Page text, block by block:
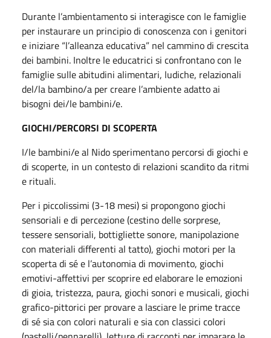
Durante l’ambientamento si interagisce con le famiglie
per instaurare un principio di conoscenza con i genitori
e iniziare “l’alleanza educativa” nel cammino di crescita
dei bambini. Inoltre le educatrici si confrontano con le
famiglie sulle abitudini alimentari, ludiche, relazionali
del/la bambino/a per creare l’ambiente adatto ai
bisogni dei/le bambini/e.
GIOCHI/PERCORSI DI SCOPERTA
I/le bambini/e al Nido sperimentano percorsi di giochi e
di scoperte, in un contesto di relazioni scandito da ritmi
e rituali.
Per i piccolissimi (3-18 mesi) si propongono giochi
sensoriali e di percezione (cestino delle sorprese,
tessere sensoriali, bottigliette sonore, manipolazione
con materiali differenti al tatto), giochi motori per la
scoperta di sé e l’autonomia di movimento, giochi
emotivi-affettivi per scoprire ed elaborare le emozioni
di gioia, tristezza, paura, giochi sonori e musicali, giochi
grafico-pittorici per provare a lasciare le prime tracce
di sé sia con colori naturali e sia con classici colori